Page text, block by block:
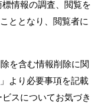
情報の調査、閲覧を
ととなり、閲覧者に
を含む情報削除に関
」より必要事項を記載
スについてお気づき